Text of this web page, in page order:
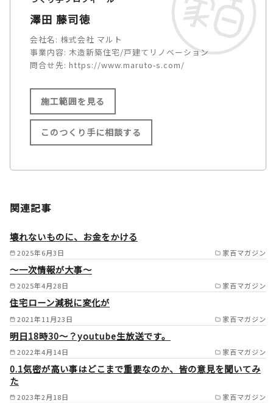
澤田 藤司徳
会社名: 株式会社 マルト
事業内容: 木造新築住宅/戸建てリノベーション
問合せ先: https://www.maruto-s.com/
施工範囲を見る
施工範囲
守山市/栗東市/草津市/甲賀市/
湖南市/大津市/高島市/甲良町/
豊郷町/愛荘町/竜王町/日野町 /
このつくり手に相談する
関連記事
2025年6月3日 家百マガジン
壊れないものに、お金をかける
2025年4月28日 家百マガジン
～一次情報が大事～
2021年11月23日 家百マガジン
住宅ローン減税に変化が
2022年4月14日 家百マガジン
明日18時30～？youtube生放送です。
2023年2月18日 家百マガジン
0.1気密が高い事はどこまで重要なのか、皆の意見を聞いてみ
た